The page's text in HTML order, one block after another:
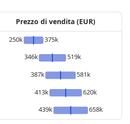
Prezzo di vendita (EUR)
250k
375k
346k
519k
387k
581k
413k
620k
439k
658k